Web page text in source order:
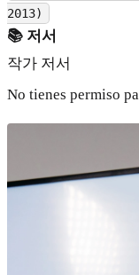
2013)
📚 저서
작가 저서
No tienes permiso